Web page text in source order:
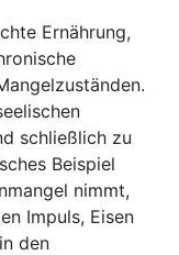
Ernährung,
schließlich zu
Beispiel
nimmt,
Impuls, Eisen
den